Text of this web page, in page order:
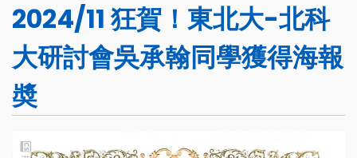
2024/11 狂賀！東北大-北科
大研討會吳承翰同學獲得海報
奬